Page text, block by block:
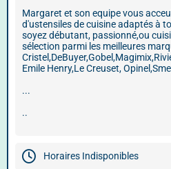
Margaret et son equipe vous
d'ustensiles de cuisine adaptés à
soyez débutant, passionné,ou
sélection parmi les meilleures
Emile Henry,Le Creuset,
...
..
Horaires Indisponibles